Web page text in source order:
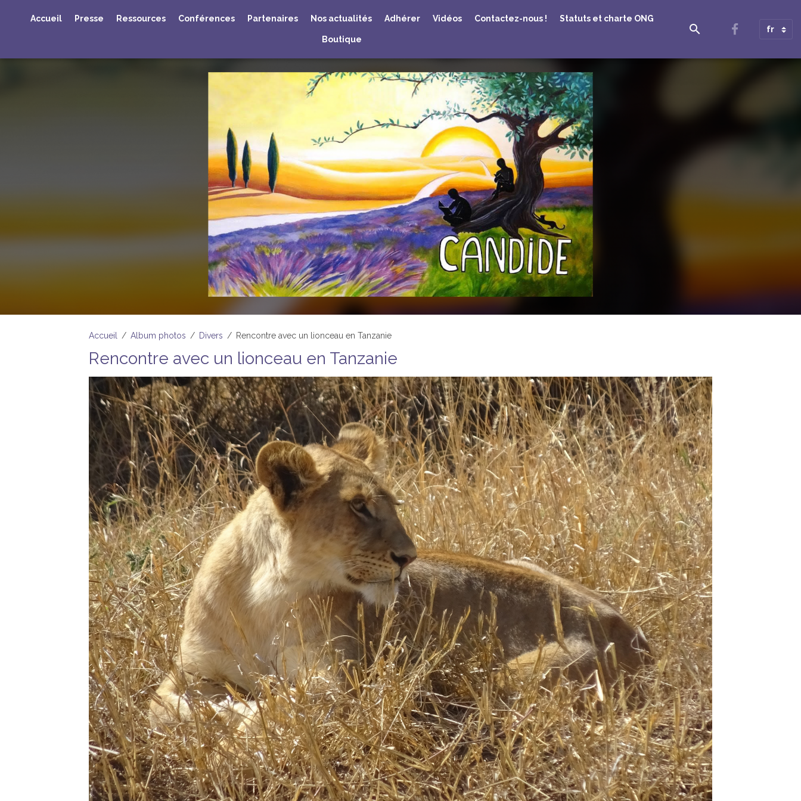
Accueil Presse Ressources Conférences Partenaires Nos actualités Adhérer Vidéos Contactez-nous ! Statuts et charte ONG
Boutique
Accueil Album photos Divers Rencontre avec un lionceau en Tanzanie
Rencontre avec un lionceau en Tanzanie